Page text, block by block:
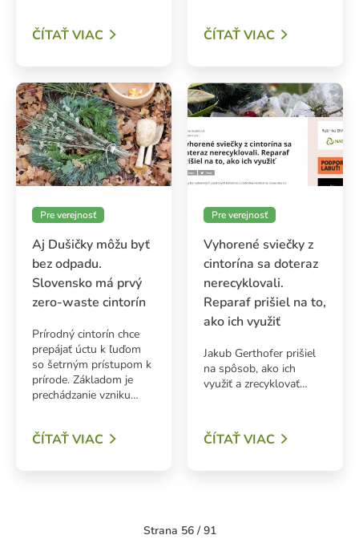
ČÍTAŤ VIAC ČÍTAŤ VIAC
Pre verejnosť
Aj Dušičky môžu byť
bez odpadu.
Slovensko má prvý
zero-waste cintorín
Prírodný cintorín chce
prepájať úctu k ľuďom
so šetrným prístupom k
prírode. Základom je
prechádzanie vzniku…
ČÍTAŤ VIAC
Pre verejnosť
Vyhorené sviečky z
cintorína sa doteraz
nerecyklovali.
Reparaf prišiel na to,
ako ich využiť
Jakub Gerthofer prišiel
na spôsob, ako ich
využiť a zrecyklovať…
ČÍTAŤ VIAC
Strana 56 / 91